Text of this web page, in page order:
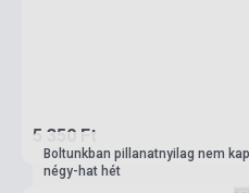
5 350 Ft
Boltunkban pillanatnyilag nem
négy-hat hét